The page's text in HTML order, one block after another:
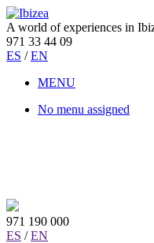
A world of experiences in
971 33 44 09
ES / EN
MENU
No menu assigned
971 190 000
ES / EN